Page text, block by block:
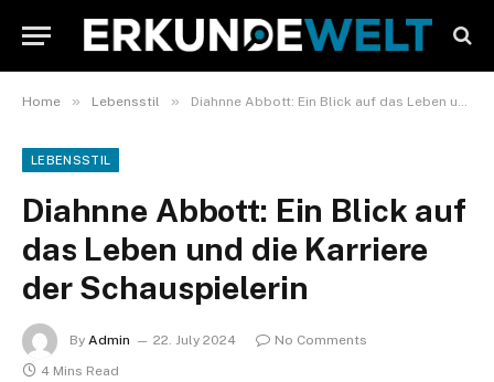
Home » Lebensstil » Diahnne Abbott: Ein Blick auf das Leben und die Karriere der Schauspielerin
LEBENSSTIL
Diahnne Abbott: Ein Blick auf
das Leben und die Karriere
der Schauspielerin
By Admin 22. July 2024
No Comments
4 Mins Read